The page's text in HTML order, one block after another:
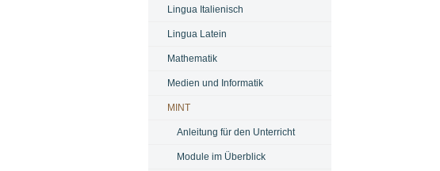
Lingua Italienisch
Lingua Latein
Mathematik
Medien und Informatik
MINT
Anleitung für den Unterricht
Module im Überblick